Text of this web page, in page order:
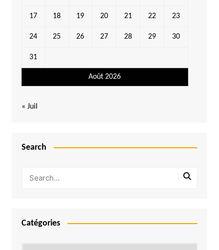
Août 2026
17 18 19 20 21 22 23
24 25 26 27 28 29 30
31
« Juil
Search
Catégories